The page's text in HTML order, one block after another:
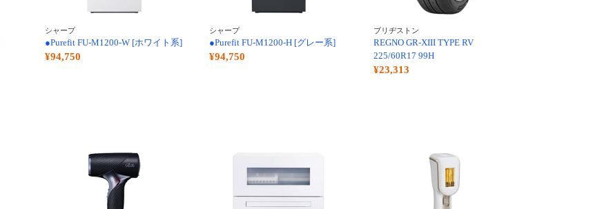
シャープ
●Purefit FU-M1200-W [ホワイト系]
¥94,750
シャープ
●Purefit FU-M1200-H [グレー系]
¥94,750
ブリヂストン
REGNO GR-XIII TYPE RV
225/60R17 99H
¥23,313